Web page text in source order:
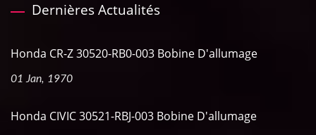
Dernières Actualités
Honda CR-Z 30520-RB0-003 Bobine D'allumage
01 Jan, 1970
Honda CIVIC 30521-RBJ-003 Bobine D'allumage